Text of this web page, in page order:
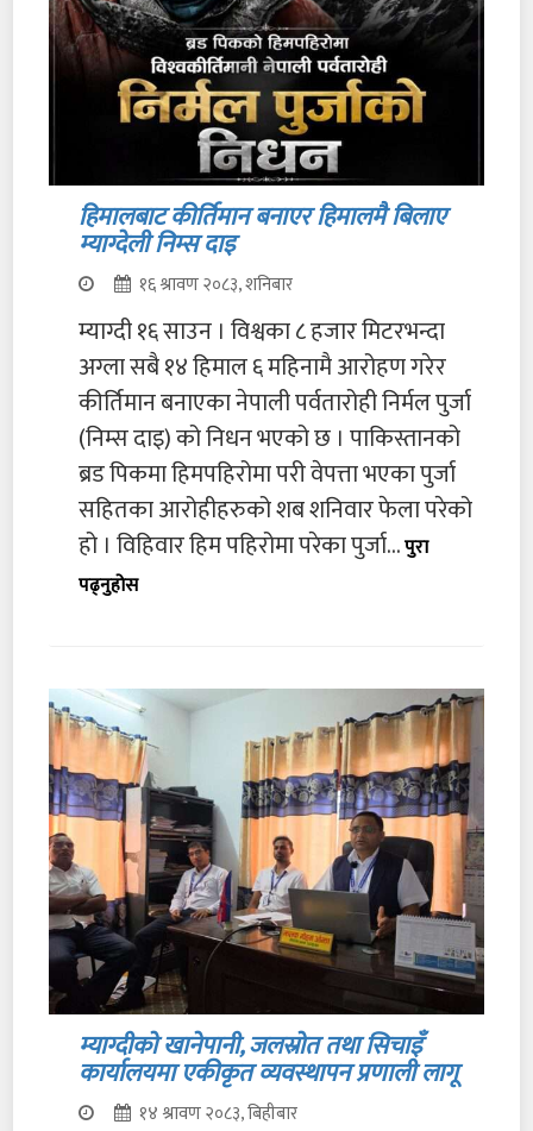
हिमालबाट कीर्तिमान बनाएर हिमालमै बिलाए
म्याग्देली निम्स दाइ
१६ श्रावण २०८३, शनिबार
म्याग्दी १६ साउन । विश्वका ८ हजार मिटरभन्दा
अग्ला सबै १४ हिमाल ६ महिनामै आरोहण गरेर
कीर्तिमान बनाएका नेपाली पर्वतारोही निर्मल पुर्जा
(निम्स दाइ) को निधन भएको छ । पाकिस्तानको
ब्रड पिकमा हिमपहिरोमा परी वेपत्ता भएका पुर्जा
सहितका आरोहीहरुको शब शनिवार फेला परेको
हो । विहिवार हिम पहिरोमा परेका पुर्जा...पुरा
पढ्नुहोस
म्याग्दीको खानेपानी, जलस्रोत तथा सिचाइँ
कार्यालयमा एकीकृत व्यवस्थापन प्रणाली लागू
१४ श्रावण २०८३, बिहीबार